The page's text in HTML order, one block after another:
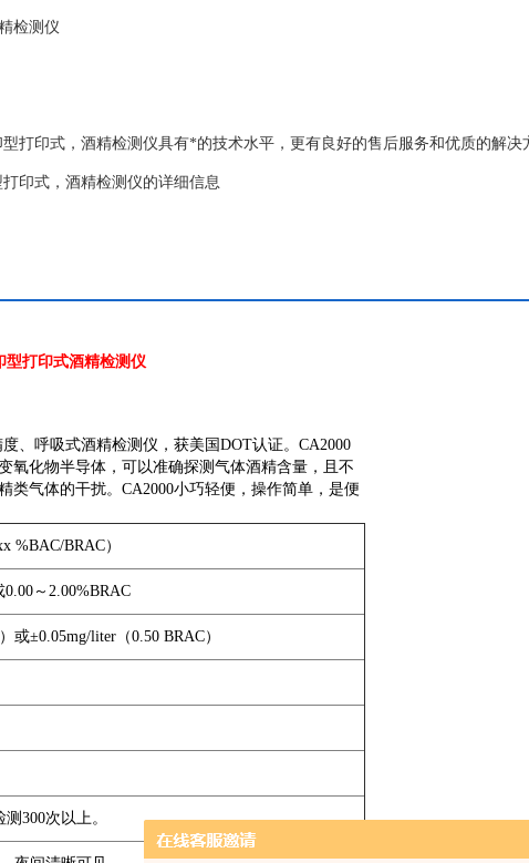
检测仪
打印式，酒精检测仪具有*的技术水平，更有良好的售后服务和优质的解决
印式，酒精检测仪的详细信息
型打印式酒精检测仪
、呼吸式酒精检测仪，获美国DOT认证。CA2000
氧化物半导体，可以准确探测气体酒精含量，且不
类气体的干扰。CA2000小巧轻便，操作简单，是便
%BAC/BRAC）
～2.00%BRAC
或±0.05mg/liter（0.50 BRAC）
300次以上。